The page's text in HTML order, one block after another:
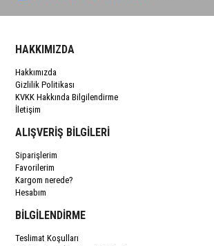
HAKKIMIZDA
Hakkımızda
Gizlilik Politikası
KVKK Hakkında Bilgilendirme
İletişim
ALIŞVERİŞ BİLGİLERİ
Siparişlerim
Favorilerim
Kargom nerede?
Hesabım
BİLGİLENDİRME
Teslimat Koşulları